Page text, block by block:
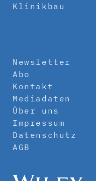
Klinikbau
Newsletter
Abo
Kontakt
Mediadaten
Über uns
Impressum
Datenschutz
AGB